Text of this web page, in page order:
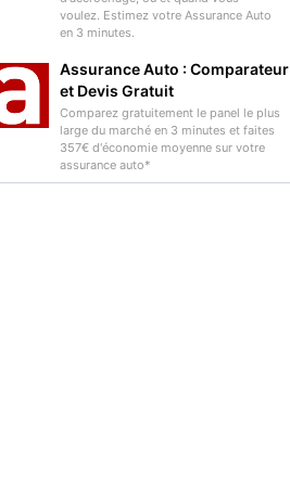
voulez. Estimez votre Assurance Auto
en 3 minutes.
Assurance Auto : Comparateur
et Devis Gratuit
Comparez gratuitement le panel le plus
large du marché en 3 minutes et faites
357€ d'économie moyenne sur votre
assurance auto*